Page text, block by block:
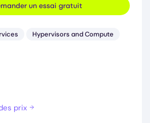
un essai gratuit
Hypervisors and Compute
prix